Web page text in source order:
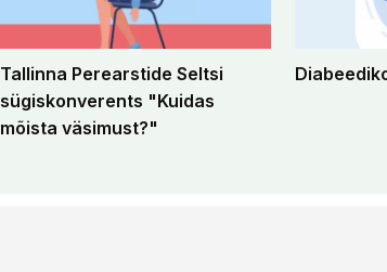
Tallinna Perearstide Seltsi
sügiskonverents "Kuidas
mõista väsimust?"